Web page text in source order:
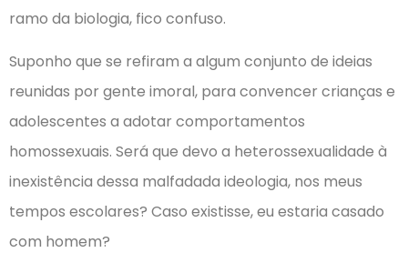
ramo da biologia, fico confuso.
Suponho que se refiram a algum conjunto de ideias
reunidas por gente imoral, para convencer crianças e
adolescentes a adotar comportamentos
homossexuais. Será que devo a heterossexualidade à
inexistência dessa malfadada ideologia, nos meus
tempos escolares? Caso existisse, eu estaria casado
com homem?